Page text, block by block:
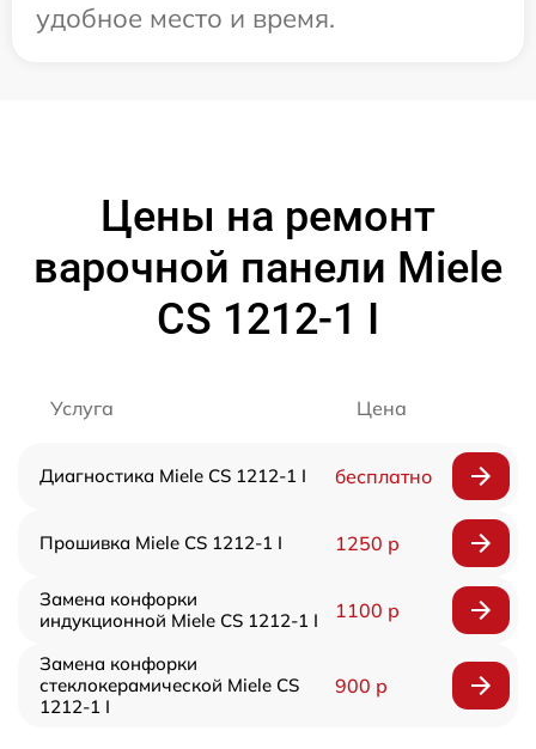
удобное место и время.
Цены на ремонт
варочной панели Miele
CS 1212-1 I
Услуга Цена
Диагностика Miele CS 1212-1 I бесплатно
Прошивка Miele CS 1212-1 I 1250 р
Замена конфорки
индукционной Miele CS 1212-1 I
1100 р
Замена конфорки
стеклокерамической Miele CS
1212-1 I
900 р